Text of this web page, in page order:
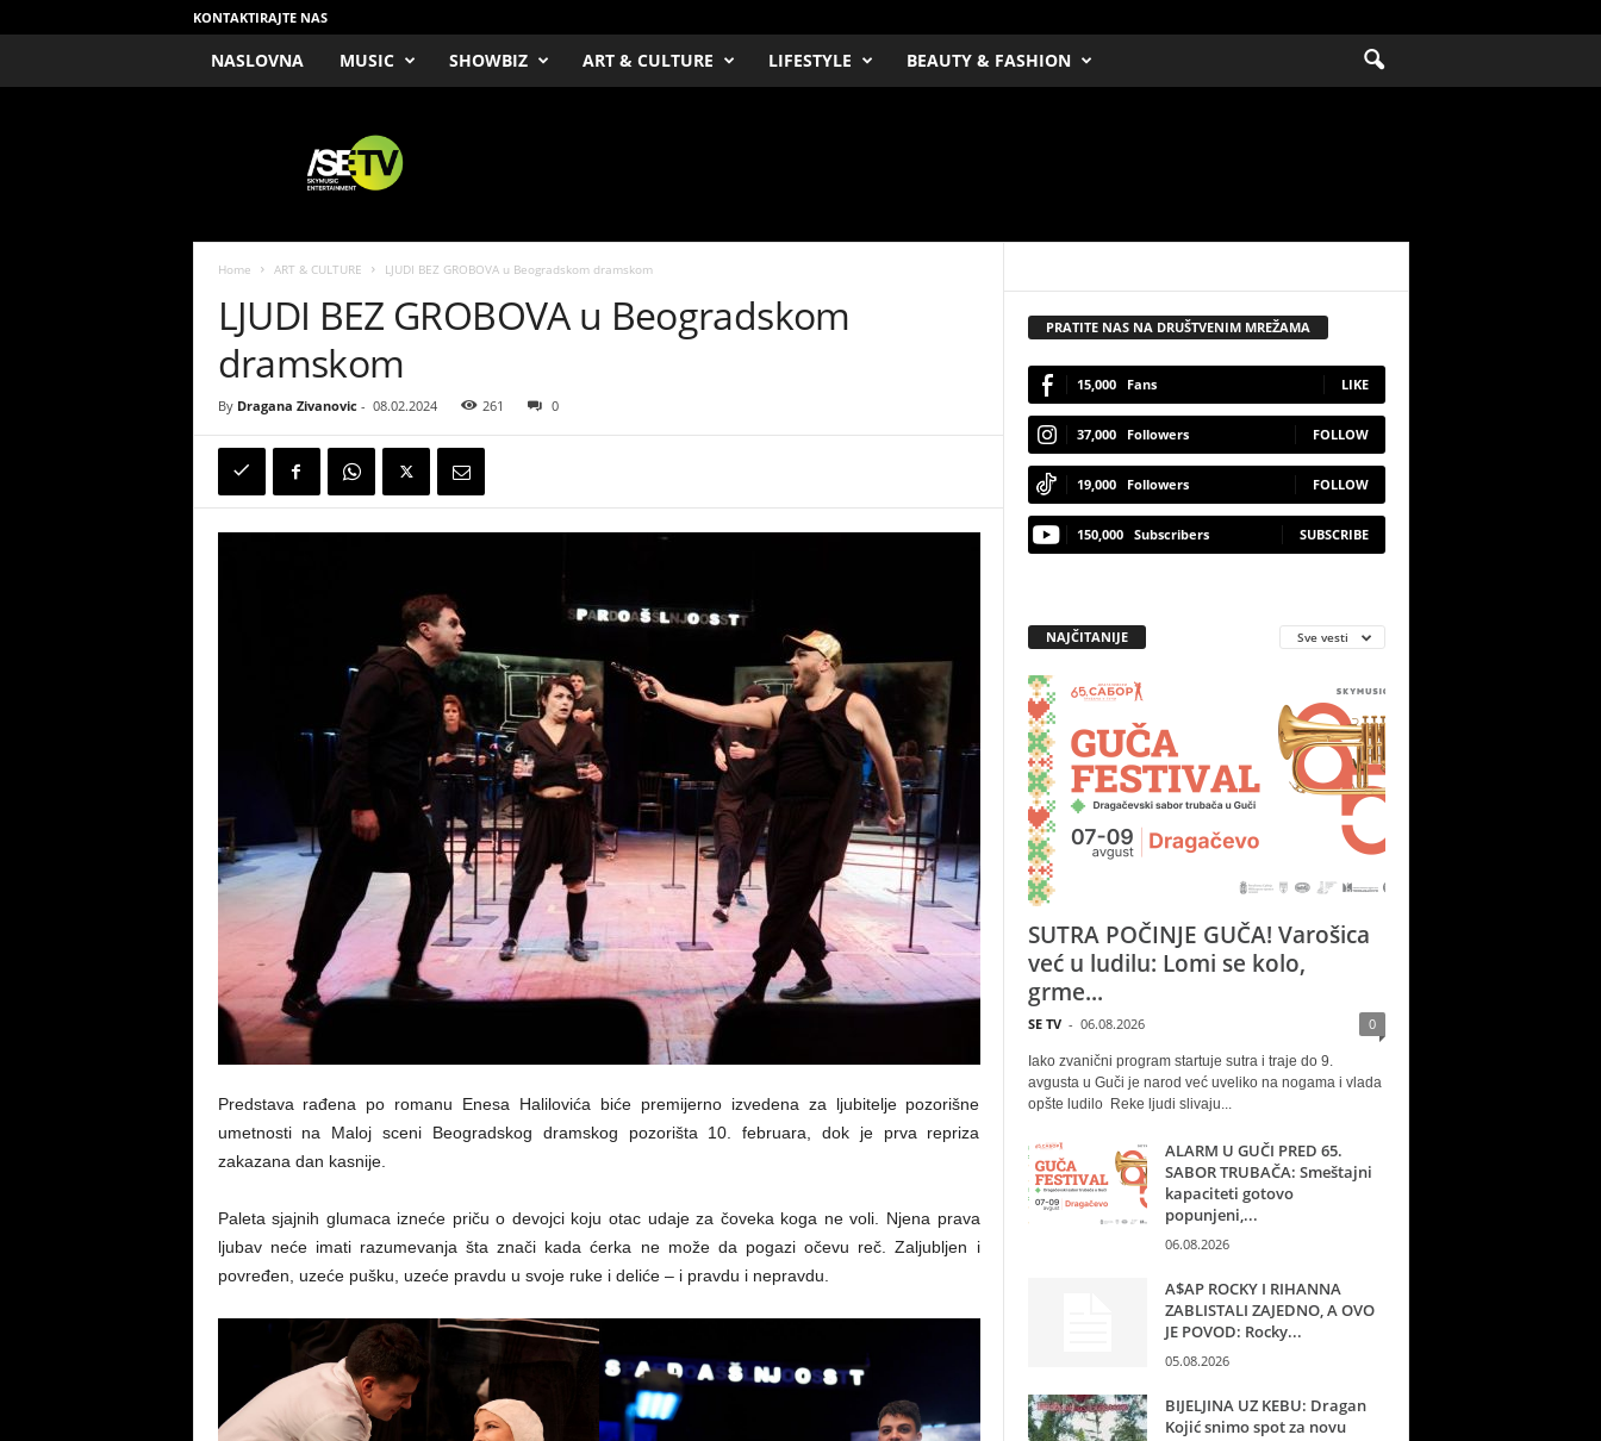
KONTAKTIRAJTE NAS
NASLOVNA MUSIC SHOWBIZ ART & CULTURE LIFESTYLE BEAUTY & FASHION
Home ART & CULTURE LJUDI BEZ GROBOVA u Beogradskom dramskom
LJUDI BEZ GROBOVA u Beogradskom
dramskom
By Dragana Zivanovic- 08.02.2024 261 0
Predstava rađena po romanu Enesa Halilovića biće premijerno izvedena za ljubitelje pozorišne
umetnosti na Maloj sceni Beogradskog dramskog pozorišta 10. februara, dok je prva repriza
zakazana dan kasnije.
Paleta sjajnih glumaca izneće priču o devojci koju otac udaje za čoveka koga ne voli. Njena prava
ljubav neće imati razumevanja šta znači kada ćerka ne može da pogazi očevu reč. Zaljubljen i
povređen, uzeće pušku, uzeće pravdu u svoje ruke i deliće – i pravdu i nepravdu.
PRATITE NAS NA DRUŠTVENIM MREŽAMA
15,000 Fans LIKE
37,000 Followers FOLLOW
19,000 Followers FOLLOW
150,000 Subscribers SUBSCRIBE
NAJČITANIJE Sve vesti
SUTRA POČINJE GUČA! Varošica
već u ludilu: Lomi se kolo,
grme...
SE TV - 06.08.2026 0
Iako zvanični program startuje sutra i traje do 9.
avgusta u Guči je narod već uveliko na nogama i vlada
opšte ludilo Reke ljudi slivaju...
ALARM U GUČI PRED 65.
SABOR TRUBAČA: Smeštajni
kapaciteti gotovo
popunjeni,...
06.08.2026
A$AP ROCKY I RIHANNA
ZABLISTALI ZAJEDNO, A OVO
JE POVOD: Rocky...
05.08.2026
BIJELJINA UZ KEBU: Dragan
Kojić snimo spot za novu